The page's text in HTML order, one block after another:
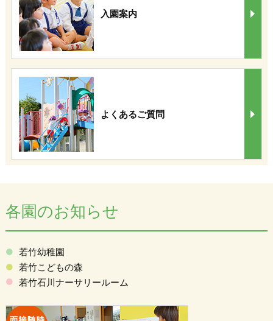
入園案内
よくあるご質問
各園のお知らせ
若竹幼稚園
若竹こどもの森
若竹石川ナーサリールーム